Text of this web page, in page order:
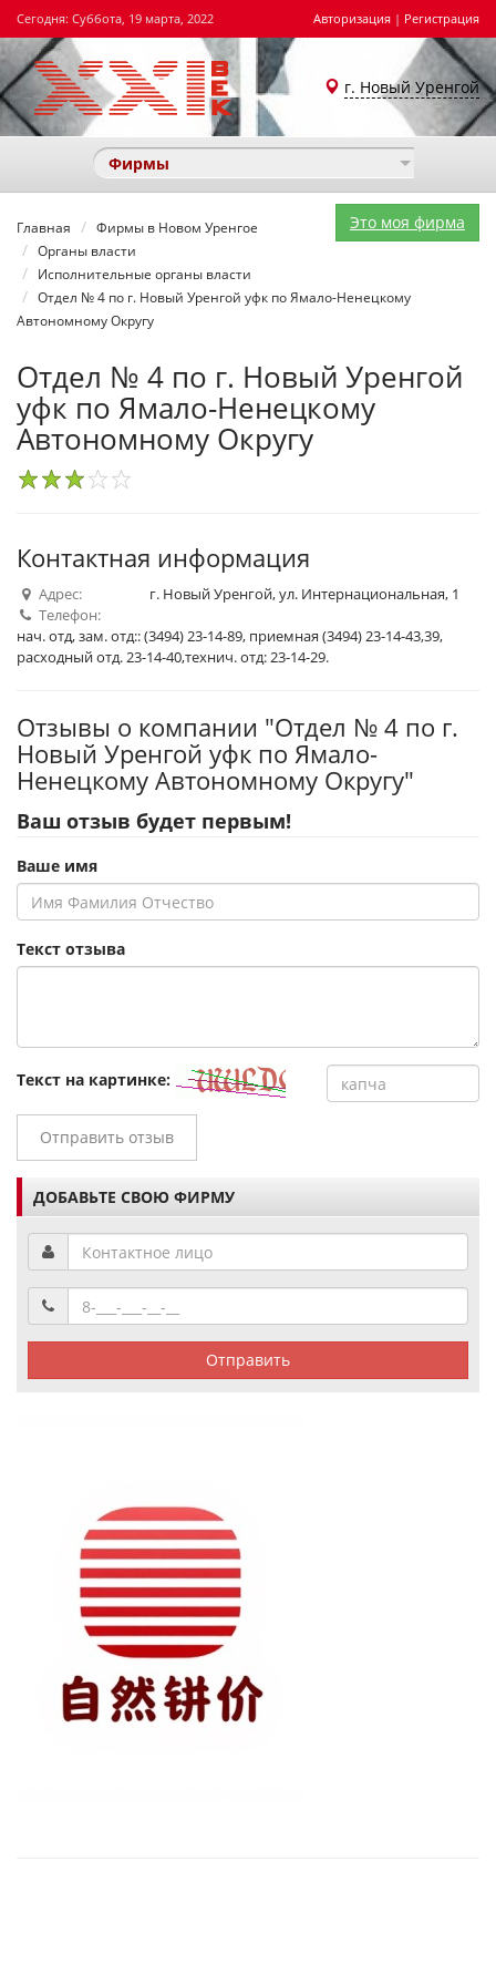
Сегодня: Суббота, 19 марта, 2022 Авторизация | Регистрация
г. Новый Уренгой
Фирмы
Это моя фирма
Главная
Фирмы в Новом Уренгое
Органы власти
Исполнительные органы власти
Отдел № 4 по г. Новый Уренгой уфк по Ямало-Ненецкому
Автономному Округу
Отдел № 4 по г. Новый Уренгой
уфк по Ямало-Ненецкому
Автономному Округу
Контактная информация
Адрес:
г. Новый Уренгой, ул. Интернациональная, 1
Телефон:
нач. отд, зам. отд:: (3494) 23-14-89, приемная (3494) 23-14-43,39,
расходный отд. 23-14-40,технич. отд: 23-14-29.
Отзывы о компании "Отдел № 4 по г.
Новый Уренгой уфк по Ямало-
Ненецкому Автономному Округу"
Ваш отзыв будет первым!
Ваше имя
Текст отзыва
Текст на картинке:
Отправить отзыв
ДОБАВЬТЕ СВОЮ ФИРМУ
Отправить